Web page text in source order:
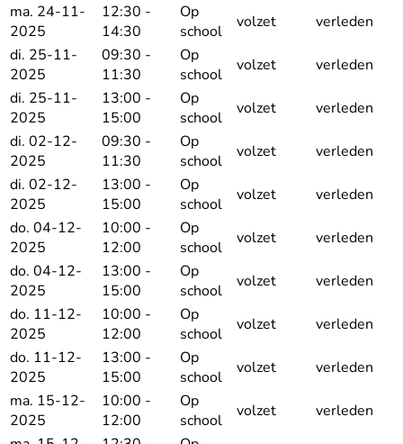
ma. 24-11-
2025
12:30 -
14:30
Op
school
volzet
verleden
di. 25-11-
2025
09:30 -
11:30
Op
school
volzet
verleden
di. 25-11-
2025
13:00 -
15:00
Op
school
volzet
verleden
di. 02-12-
2025
09:30 -
11:30
Op
school
volzet
verleden
di. 02-12-
2025
13:00 -
15:00
Op
school
volzet
verleden
do. 04-12-
2025
10:00 -
12:00
Op
school
volzet
verleden
do. 04-12-
2025
13:00 -
15:00
Op
school
volzet
verleden
do. 11-12-
2025
10:00 -
12:00
Op
school
volzet
verleden
do. 11-12-
2025
13:00 -
15:00
Op
school
volzet
verleden
ma. 15-12-
2025
10:00 -
12:00
Op
school
volzet
verleden